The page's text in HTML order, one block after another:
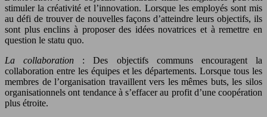
stimuler la créativité et l’innovation. Lorsque les employés sont mis
au défi de trouver de nouvelles façons d’atteindre leurs objectifs, ils
sont plus enclins à proposer des idées novatrices et à remettre en
question le statu quo.
La collaboration : Des objectifs communs encouragent la
collaboration entre les équipes et les départements. Lorsque tous les
membres de l’organisation travaillent vers les mêmes buts, les silos
organisationnels ont tendance à s’effacer au profit d’une coopération
plus étroite.